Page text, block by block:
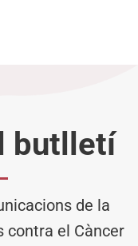
butlletí
de la
contra el Càncer